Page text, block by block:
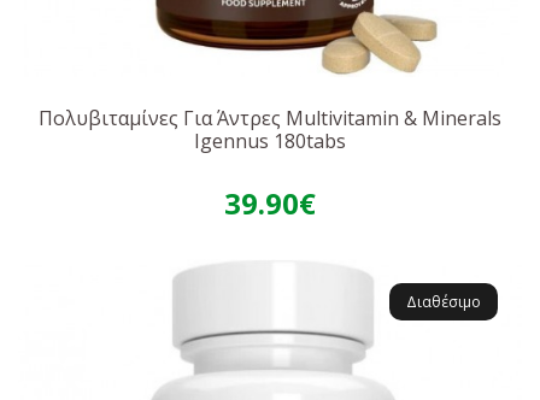
Πολυβιταμίνες Για Άντρες Multivitamin & Minerals
Igennus 180tabs
39.90€
Διαθέσιμο